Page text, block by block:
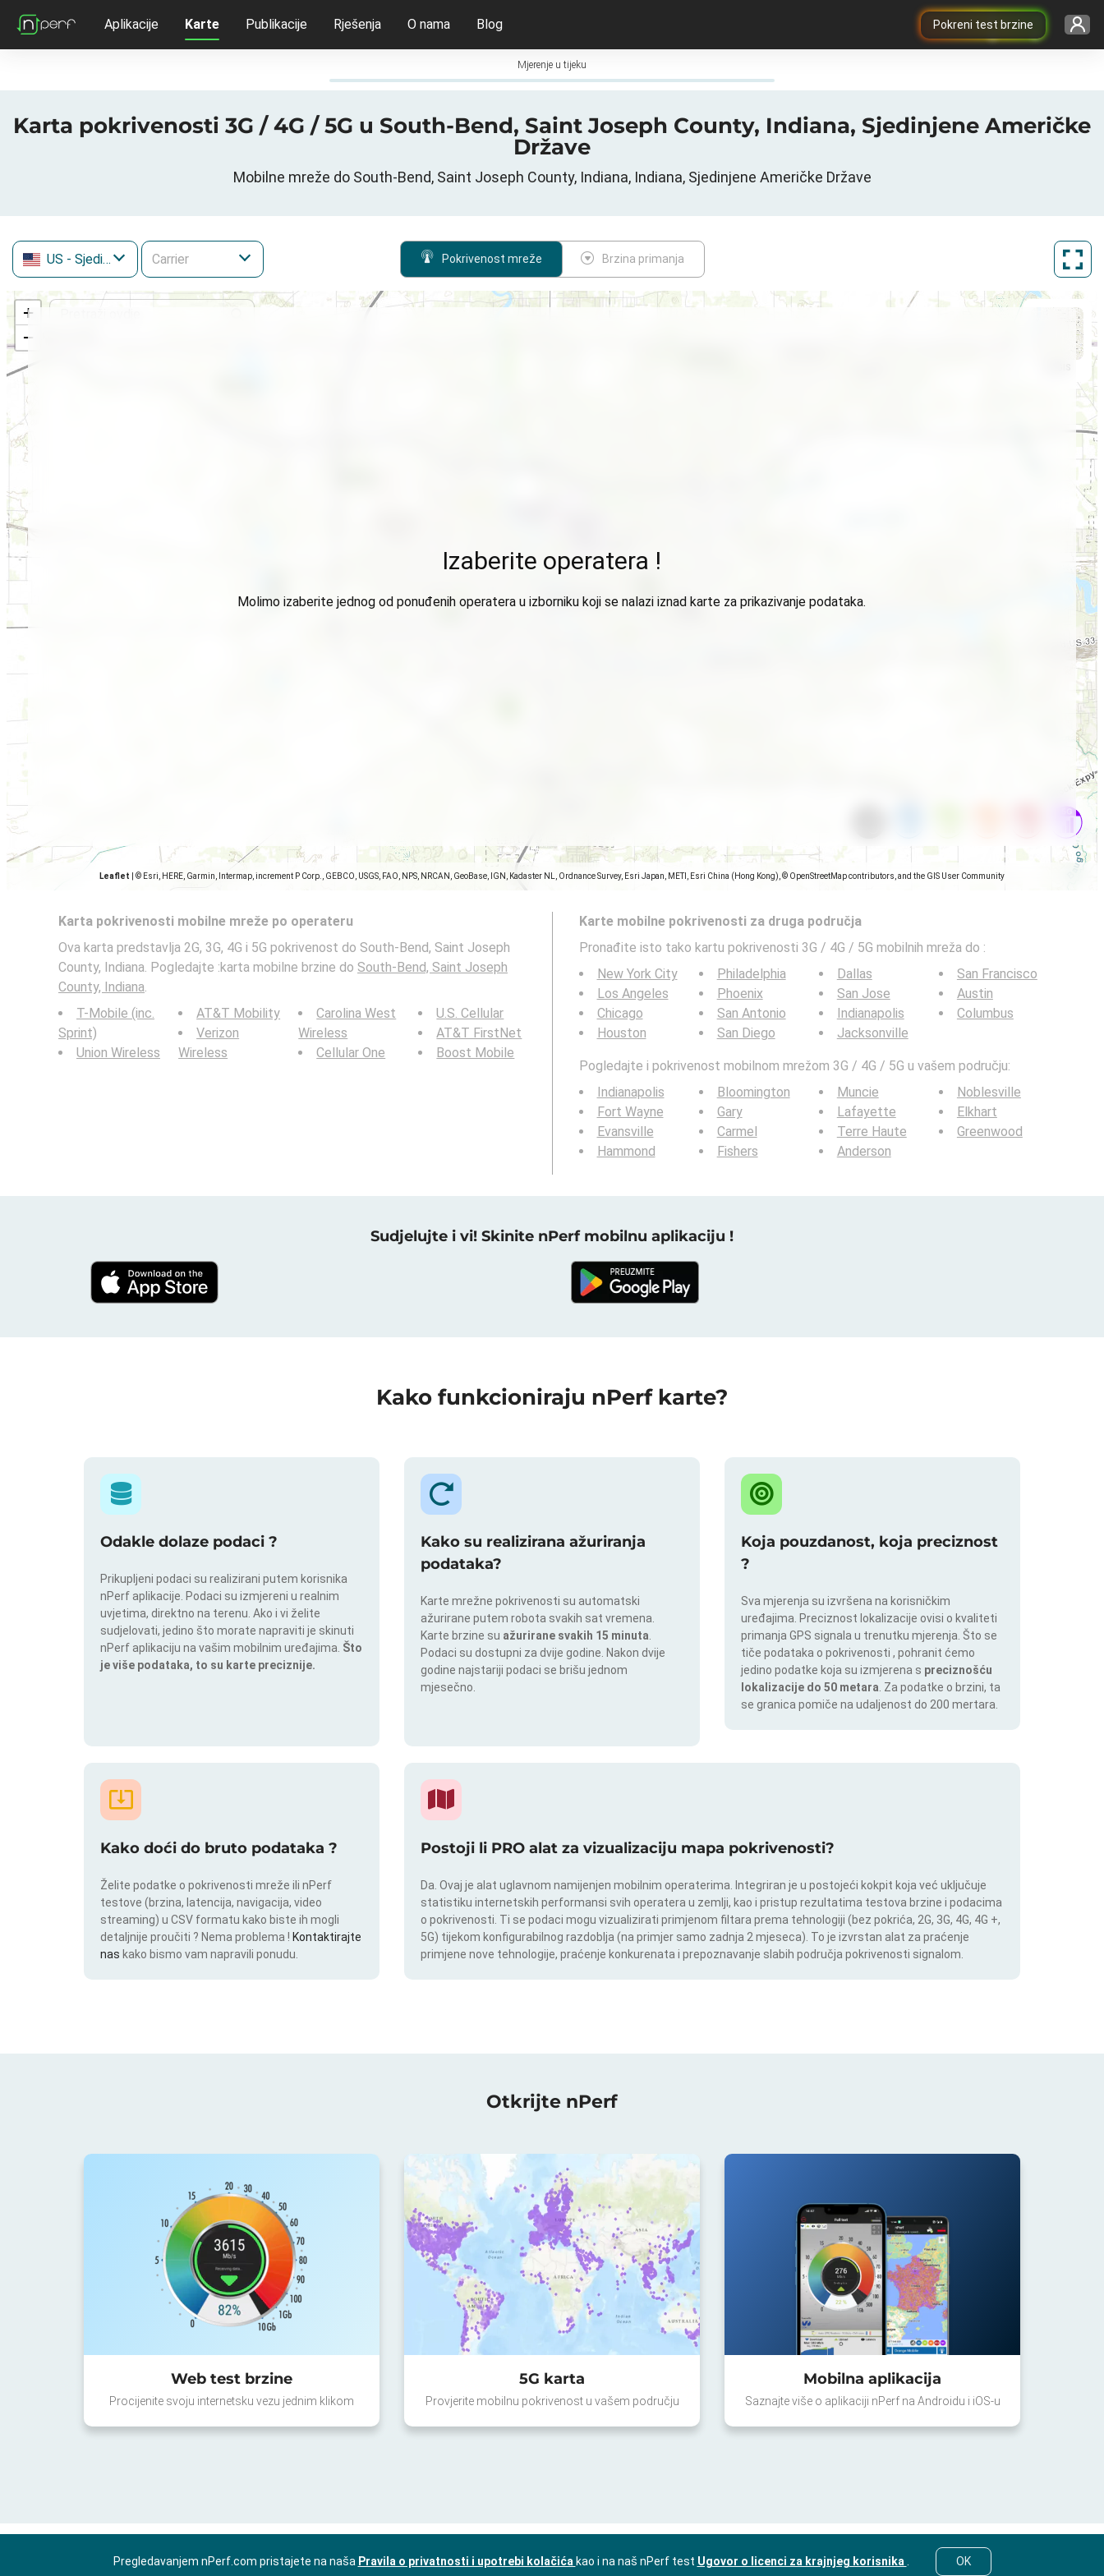
Pokreni test brzine
Aplikacije Karte Publikacije Rješenja O nama Blog
Mjerenje u tijeku
Karta pokrivenosti 3G / 4G / 5G u South-Bend, Saint Joseph County, Indiana, Sjedinjene Američke
Države
Mobilne mreže do South-Bend, Saint Joseph County, Indiana, Indiana, Sjedinjene Američke Države
US - Sjedinjene Američke Države Pokrivenost mreže Brzina primanja
+
−
Leaflet © Esri, HERE, Garmin, Intermap, increment P Corp., GEBCO, USGS, FAO, NPS, NRCAN, GeoBase, IGN, Kadaster NL, Ordnance Survey, Esri Japan, METI, Esri China (Hong Kong), © OpenStreetMap contributors, and the GIS User Community
Izaberite operatera !
Molimo izaberite jednog od ponuđenih operatera u izborniku koji se nalazi iznad karte za prikazivanje podataka.
Karta pokrivenosti mobilne mreže po operateru
Ova karta predstavlja 2G, 3G, 4G i 5G pokrivenost do South-Bend, Saint Joseph
County, Indiana. Pogledajte :karta mobilne brzine do South-Bend, Saint Joseph
County, Indiana.
T-Mobile (inc.
Sprint)
Union Wireless
AT&T Mobility
Verizon
Wireless
Carolina West
Wireless
Cellular One
U.S. Cellular
AT&T FirstNet
Boost Mobile
Karte mobilne pokrivenosti za druga područja
Pronađite isto tako kartu pokrivenosti 3G / 4G / 5G mobilnih mreža do :
New York City
Los Angeles
Chicago
Houston
Philadelphia
Phoenix
San Antonio
San Diego
Dallas
San Jose
Indianapolis
Jacksonville
San Francisco
Austin
Columbus
Pogledajte i pokrivenost mobilnom mrežom 3G / 4G / 5G u vašem području:
Indianapolis
Fort Wayne
Evansville
Hammond
Bloomington
Gary
Carmel
Fishers
Muncie
Lafayette
Terre Haute
Anderson
Noblesville
Elkhart
Greenwood
Sudjelujte i vi! Skinite nPerf mobilnu aplikaciju !
Kako funkcioniraju nPerf karte?
Odakle dolaze podaci ?
Prikupljeni podaci su realizirani putem korisnika
nPerf aplikacije. Podaci su izmjereni u realnim
uvjetima, direktno na terenu. Ako i vi želite
sudjelovati, jedino što morate napraviti je skinuti
nPerf aplikaciju na vašim mobilnim uređajima. Što
je više podataka, to su karte preciznije.
Kako su realizirana ažuriranja
podataka?
Karte mrežne pokrivenosti su automatski
ažurirane putem robota svakih sat vremena.
Karte brzine su ažurirane svakih 15 minuta
Podaci su dostupni za dvije godine. Nakon dvije
godine najstariji podaci se brišu jednom
mjesečno.
Koja pouzdanost, koja preciznost
?
Sva mjerenja su izvršena na korisničkim
uređajima. Preciznost lokalizacije ovisi o kvaliteti
primanja GPS signala u trenutku mjerenja. Što se
tiče podataka o pokrivenosti , pohranit ćemo
jedino podatke koja su izmjerena s preciznošću
lokalizacije do 50 metara . Za podatke o brzini, ta
se granica pomiče na udaljenost do 200 mertara.
Kako doći do bruto podataka ?
Želite podatke o pokrivenosti mreže ili nPerf
testove (brzina, latencija, navigacija, video
streaming) u CSV formatu kako biste ih mogli
detaljnije proučiti ? Nema problema ! Kontaktirajte
nas kako bismo vam napravili ponudu.
Postoji li PRO alat za vizualizaciju mapa pokrivenosti?
Da. Ovaj je alat uglavnom namijenjen mobilnim operaterima. Integriran je u postojeći kokpit koja već uključuje
statistiku internetskih performansi svih operatera u zemlji, kao i pristup rezultatima testova brzine i podacima
o pokrivenosti. Ti se podaci mogu vizualizirati primjenom filtara prema tehnologiji (bez pokrića, 2G, 3G, 4G, 4G +,
5G) tijekom konfigurabilnog razdoblja (na primjer samo zadnja 2 mjeseca). To je izvrstan alat za praćenje
primjene nove tehnologije, praćenje konkurenata i prepoznavanje slabih područja pokrivenosti signalom.
Otkrijte nPerf
Web test brzine
Procijenite svoju internetsku vezu jednim klikom
5G karta
Provjerite mobilnu pokrivenost u vašem području
Mobilna aplikacija
Saznajte više o aplikaciji nPerf na Androidu i iOS-u
Pregledavanjem nPerf.com pristajete na naša Pravila o privatnosti i upotrebi kolačića kao i na naš nPerf test Ugovor o licenci za krajnjeg korisnika OK